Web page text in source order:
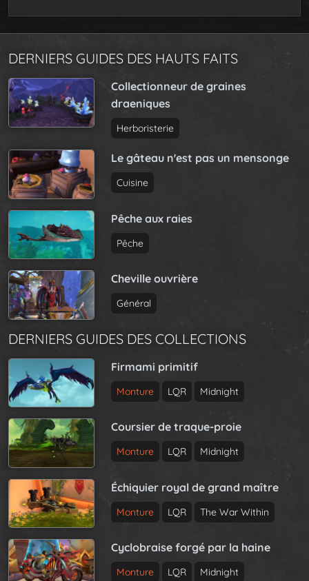
DERNIERS GUIDES DES HAUTS FAITS
Collectionneur de graines
draeniques
Herboristerie
Le gâteau n'est pas un mensonge
Cuisine
Pêche aux raies
Pêche
Cheville ouvrière
Général
DERNIERS GUIDES DES COLLECTIONS
Firmami primitif
Monture LQR Midnight
Coursier de traque-proie
Monture LQR Midnight
Échiquier royal de grand maître
Monture LQR The War Within
Cyclobraise forgé par la haine
Monture LQR Midnight